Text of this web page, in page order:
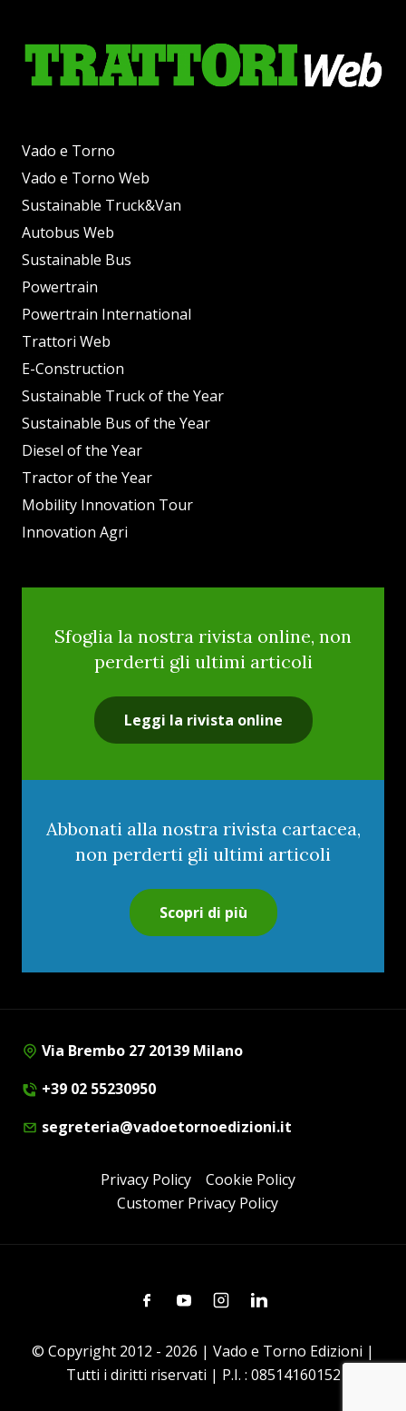
Vado e Torno
Vado e Torno Web
Sustainable Truck&Van
Autobus Web
Sustainable Bus
Powertrain
Powertrain International
Trattori Web
E-Construction
Sustainable Truck of the Year
Sustainable Bus of the Year
Diesel of the Year
Tractor of the Year
Mobility Innovation Tour
Innovation Agri
Sfoglia la nostra rivista online, non
perderti gli ultimi articoli
Leggi la rivista online
Abbonati alla nostra rivista cartacea,
non perderti gli ultimi articoli
Scopri di più
Via Brembo 27 20139 Milano
+39 02 55230950
segreteria@vadoetornoedizioni.it
Privacy Policy
Cookie Policy
Customer Privacy Policy
FacebookYoutubeInstagramLinkedin
© Copyright 2012 - 2026 | Vado e Torno Edizioni |
Tutti i diritti riservati | P.I. : 08514160152